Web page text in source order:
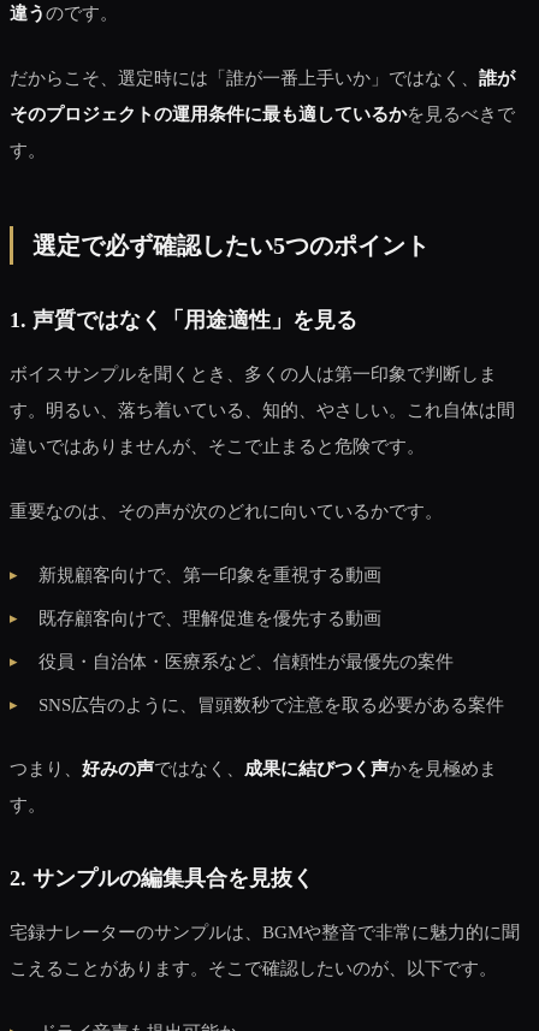
違うのです。
だからこそ、選定時には「誰が一番上手いか」ではなく、 誰が
そのプロジェクトの運用条件に最も適しているかを見るべきで
す。
選定で必ず確認したい5つのポイント
1. 声質ではなく「用途適性」を見る
ボイスサンプルを聞くとき、多くの人は第一印象で判断しま
す。明るい、落ち着いている、知的、やさしい。これ自体は間
違いではありませんが、そこで止まると危険です。
重要なのは、その声が次のどれに向いているかです。
新規顧客向けで、第一印象を重視する動画
既存顧客向けで、理解促進を優先する動画
役員・自治体・医療系など、信頼性が最優先の案件
SNS広告のように、冒頭数秒で注意を取る必要がある案件
つまり、 好みの声ではなく、 成果に結びつく声かを見極めま
す。
2. サンプルの編集具合を見抜く
宅録ナレーターのサンプルは、BGMや整音で非常に魅力的に聞
こえることがあります。そこで確認したいのが、以下です。